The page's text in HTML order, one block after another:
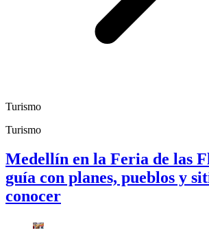
Turismo
Turismo
Medellín en la Feria de las
guía con planes, pueblos y
conocer